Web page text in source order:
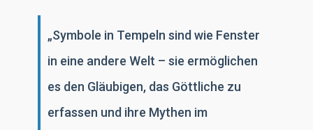
„Symbole in Tempeln sind wie Fenster
in eine andere Welt – sie ermöglichen
es den Gläubigen, das Göttliche zu
erfassen und ihre Mythen im